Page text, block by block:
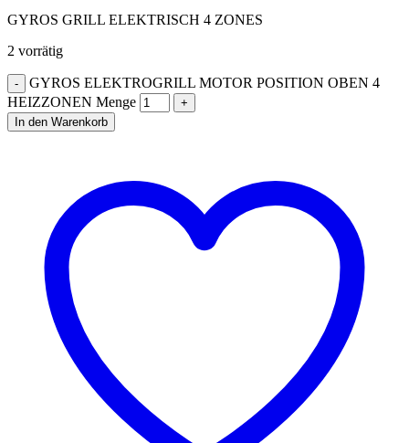
GYROS GRILL ELEKTRISCH 4 ZONES
2 vorrätig
GYROS ELEKTROGRILL MOTOR POSITION OBEN 4
HEIZZONEN Menge
In den Warenkorb